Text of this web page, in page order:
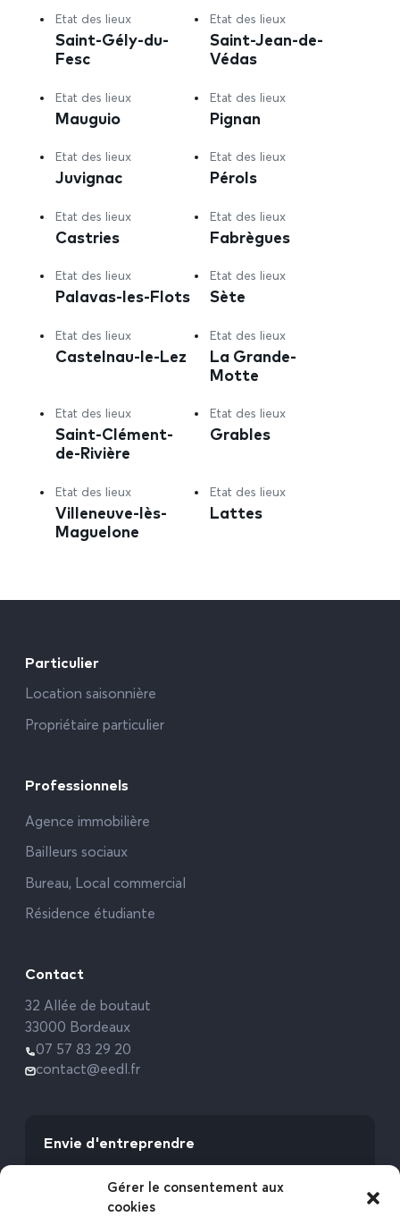
Gérer le consentement aux
cookies
Etat des lieux
Saint-Gély-du-
Fesc
Etat des lieux
Saint-Jean-de-
Védas
Etat des lieux
Mauguio
Etat des lieux
Pignan
Etat des lieux
Juvignac
Etat des lieux
Pérols
Etat des lieux
Castries
Etat des lieux
Fabrègues
Etat des lieux
Palavas-les-Flots
Etat des lieux
Sète
Etat des lieux
Castelnau-le-Lez
Etat des lieux
La Grande-
Motte
Etat des lieux
Saint-Clément-
de-Rivière
Etat des lieux
Grables
Etat des lieux
Villeneuve-lès-
Maguelone
Etat des lieux
Lattes
Particulier
Location saisonnière
Propriétaire particulier
Professionnels
Agence immobilière
Bailleurs sociaux
Bureau, Local commercial
Résidence étudiante
Contact
32 Allée de boutaut
33000 Bordeaux
07 57 83 29 20
contact@eedl.fr
Envie d'entreprendre
avec l’Expert Etat des Lieux !